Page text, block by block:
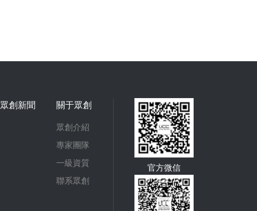
眾創新聞 關于眾創
眾創介紹
專家團隊
一級資質
聯系眾創
官方微信